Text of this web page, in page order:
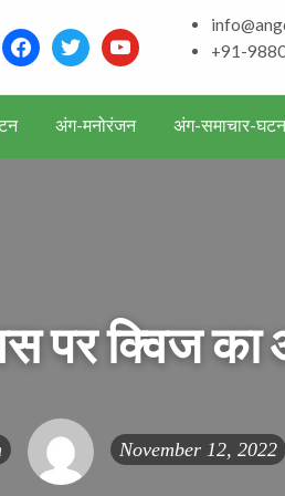
and
&
facebooktwitteryoutube
+91-
अंग-मनोरंजन अंग-समाचार-
पर क्विज
November 12, 2022